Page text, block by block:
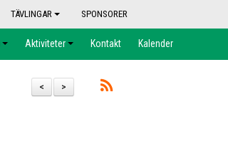
TÄVLINGAR SPONSORER
Aktiviteter Kontakt Kalender
>
<